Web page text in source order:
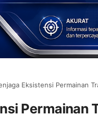
Eksistensi Permainan
Permainan